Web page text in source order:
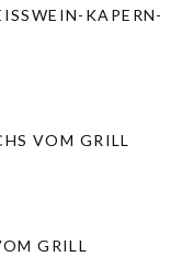
KAPERN-S
VOM GRILL
GRILL